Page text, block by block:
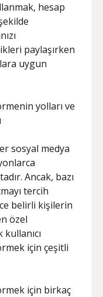
hesap
paylaşırken
uygun
yolları ve
sosyal medya
Ancak, bazı
tercih
belirli kişilerin
özel
için çeşitli
için birkaç